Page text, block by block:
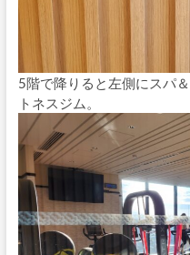
5階で降りると左側にスパ
トネスジム。